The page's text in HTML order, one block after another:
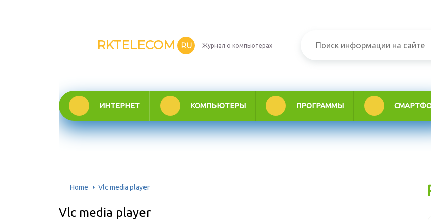
RKTELECOM RU Журнал о компьютерах
ИНТЕРНЕТ КОМПЬЮТЕРЫ ПРОГРАММЫ
Home Vlc media player
Vlc media player